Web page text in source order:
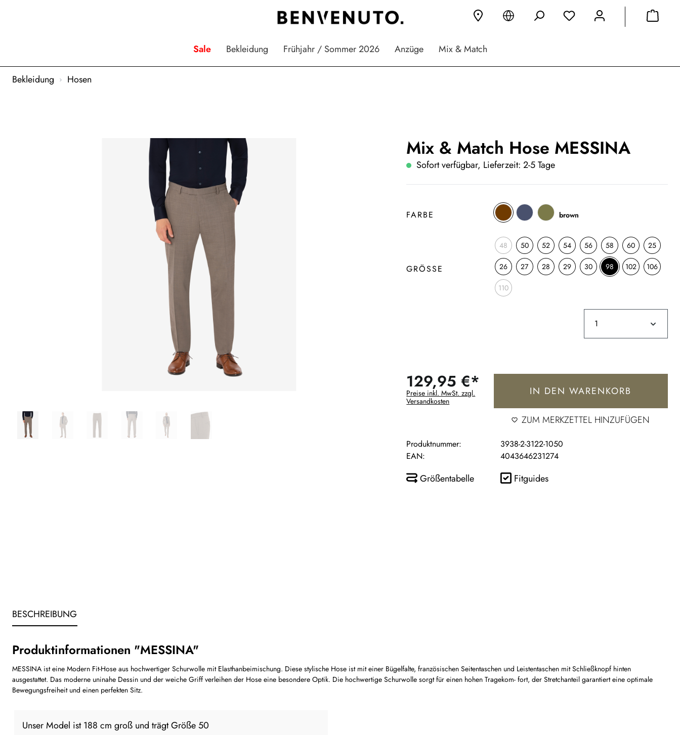
Sale Bekleidung Frühjahr / Sommer 2026 Anzüge Mix & Match
Bekleidung Hosen
Mix & Match Hose MESSINA
Sofort verfügbar, Lieferzeit: 2-5 Tage
FARBE brown
GRÖSSE
48 50 52 54 56 58 60 25
26 27 28 29 30 98 102 106
110
129,95 €*
Preise inkl. MwSt. zzgl.
Versandkosten
IN DEN WARENKORB
ZUM MERKZETTEL HINZUFÜGEN
Produktnummer:
3938-2-3122-1050
EAN:
4043646231274
Größentabelle Fitguides
BESCHREIBUNG
Produktinformationen "MESSINA"
MESSINA ist eine Modern Fit-Hose aus hochwertiger Schurwolle mit Elasthanbeimischung. Diese stylische Hose ist mit einer Bügelfalte, französischen Seitentaschen und Leistentaschen mit Schließknopf hinten
ausgestattet. Das moderne uninahe Dessin und der weiche Griff verleihen der Hose eine besondere Optik. Die hochwertige Schurwolle sorgt für einen hohen Tragekom- fort, der Stretchanteil garantiert eine optimale
Bewegungsfreiheit und einen perfekten Sitz.
Unser Model ist 188 cm groß und trägt Größe 50